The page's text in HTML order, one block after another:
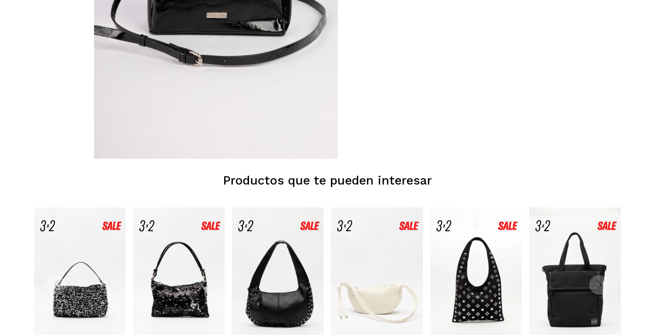
Productos que te pueden interesar